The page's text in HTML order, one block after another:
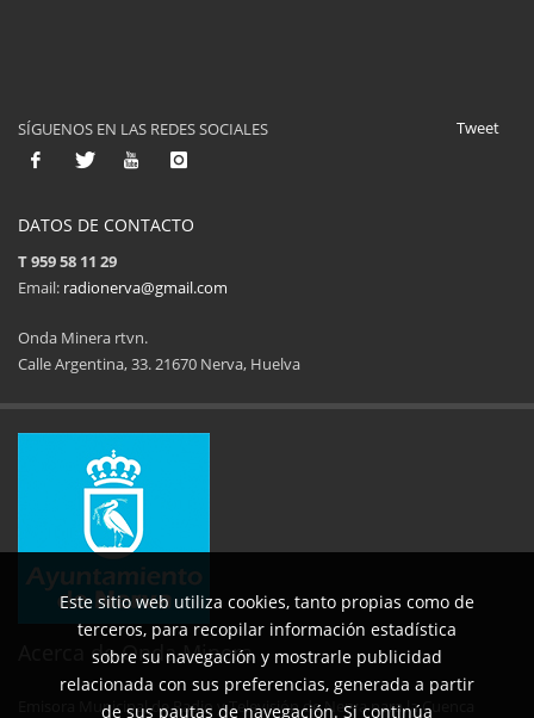
11ª Feria del Jamón 34 Memorial
No al maltrato animal Semana Cultural
Tweet
SÍGUENOS EN LAS REDES SOCIALES
DATOS DE CONTACTO
T 959 58 11 29
Email: radionerva@gmail.com
Onda Minera rtvn.
Calle Argentina, 33. 21670 Nerva, Huelva
Acerca de Onda Minera
Emisora Municipal de Radio y Televisión de Nerva para la Cuenca
Este sitio web utiliza cookies, tanto propias como de
terceros, para recopilar información estadística
sobre su navegación y mostrarle publicidad
relacionada con sus preferencias, generada a partir
de sus pautas de navegación. Si continúa